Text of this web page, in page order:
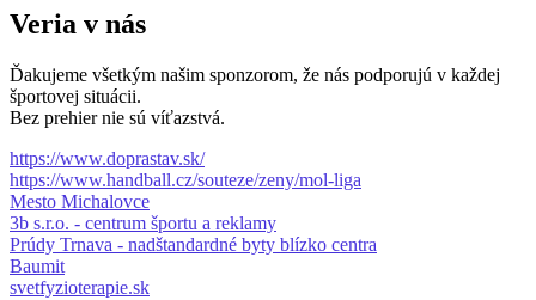
Veria v nás
Ďakujeme všetkým našim sponzorom, že nás podporujú v každej
športovej situácii.
Bez prehier nie sú víťazstvá.
https://www.doprastav.sk/
https://www.handball.cz/souteze/zeny/mol-liga
Mesto Michalovce
3b s.r.o. - centrum športu a reklamy
Prúdy Trnava - nadštandardné byty blízko centra
Baumit
svetfyzioterapie.sk